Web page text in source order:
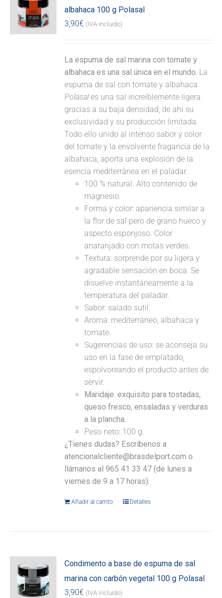
albahaca 100 g Polasal
3,90€ (IVA incluido)
La espuma de sal marina con tomate y
albahaca es una sal única en el mundo. La
espuma de sal con tomate y albahaca
Polasales una sal increíblemente ligera
gracias a su baja densidad, de ahí su
exclusividad y su producción limitada.
Todo ello unido al intenso sabor y color
del tomate y la envolvente fragancia de la
albahaca, aporta una explosión de la
esencia mediterránea en el paladar.
100 % natural. Alto contenido de
magnesio.
Forma y color: apariencia similar a
la flor de sal pero de grano hueco y
aspecto esponjoso. Color
anaranjado con motas verdes.
Textura: sorprende por su ligera y
agradable sensación en boca. Se
disuelve instantáneamente a la
temperatura del paladar.
Sabor: salado sutil.
Aroma: mediterráneo, albahaca y
tomate.
Sugerencias de uso: se aconseja su
uso en la fase de emplatado,
espolvoreando el producto antes de
servir.
Maridaje: exquisito para tostadas,
queso fresco, ensaladas y verduras
a la plancha.
Peso neto: 100 g.
¿Tienes dudas? Escríbenos a
atencionalcliente@brasdelport.com o
llámanos al 965 41 33 47 (de lunes a
viernes de 9 a 17 horas).
Añadir al carrito Detalles
Condimento a base de espuma de sal
marina con carbón vegetal 100 g Polasal
3,90€ (IVA incluido)